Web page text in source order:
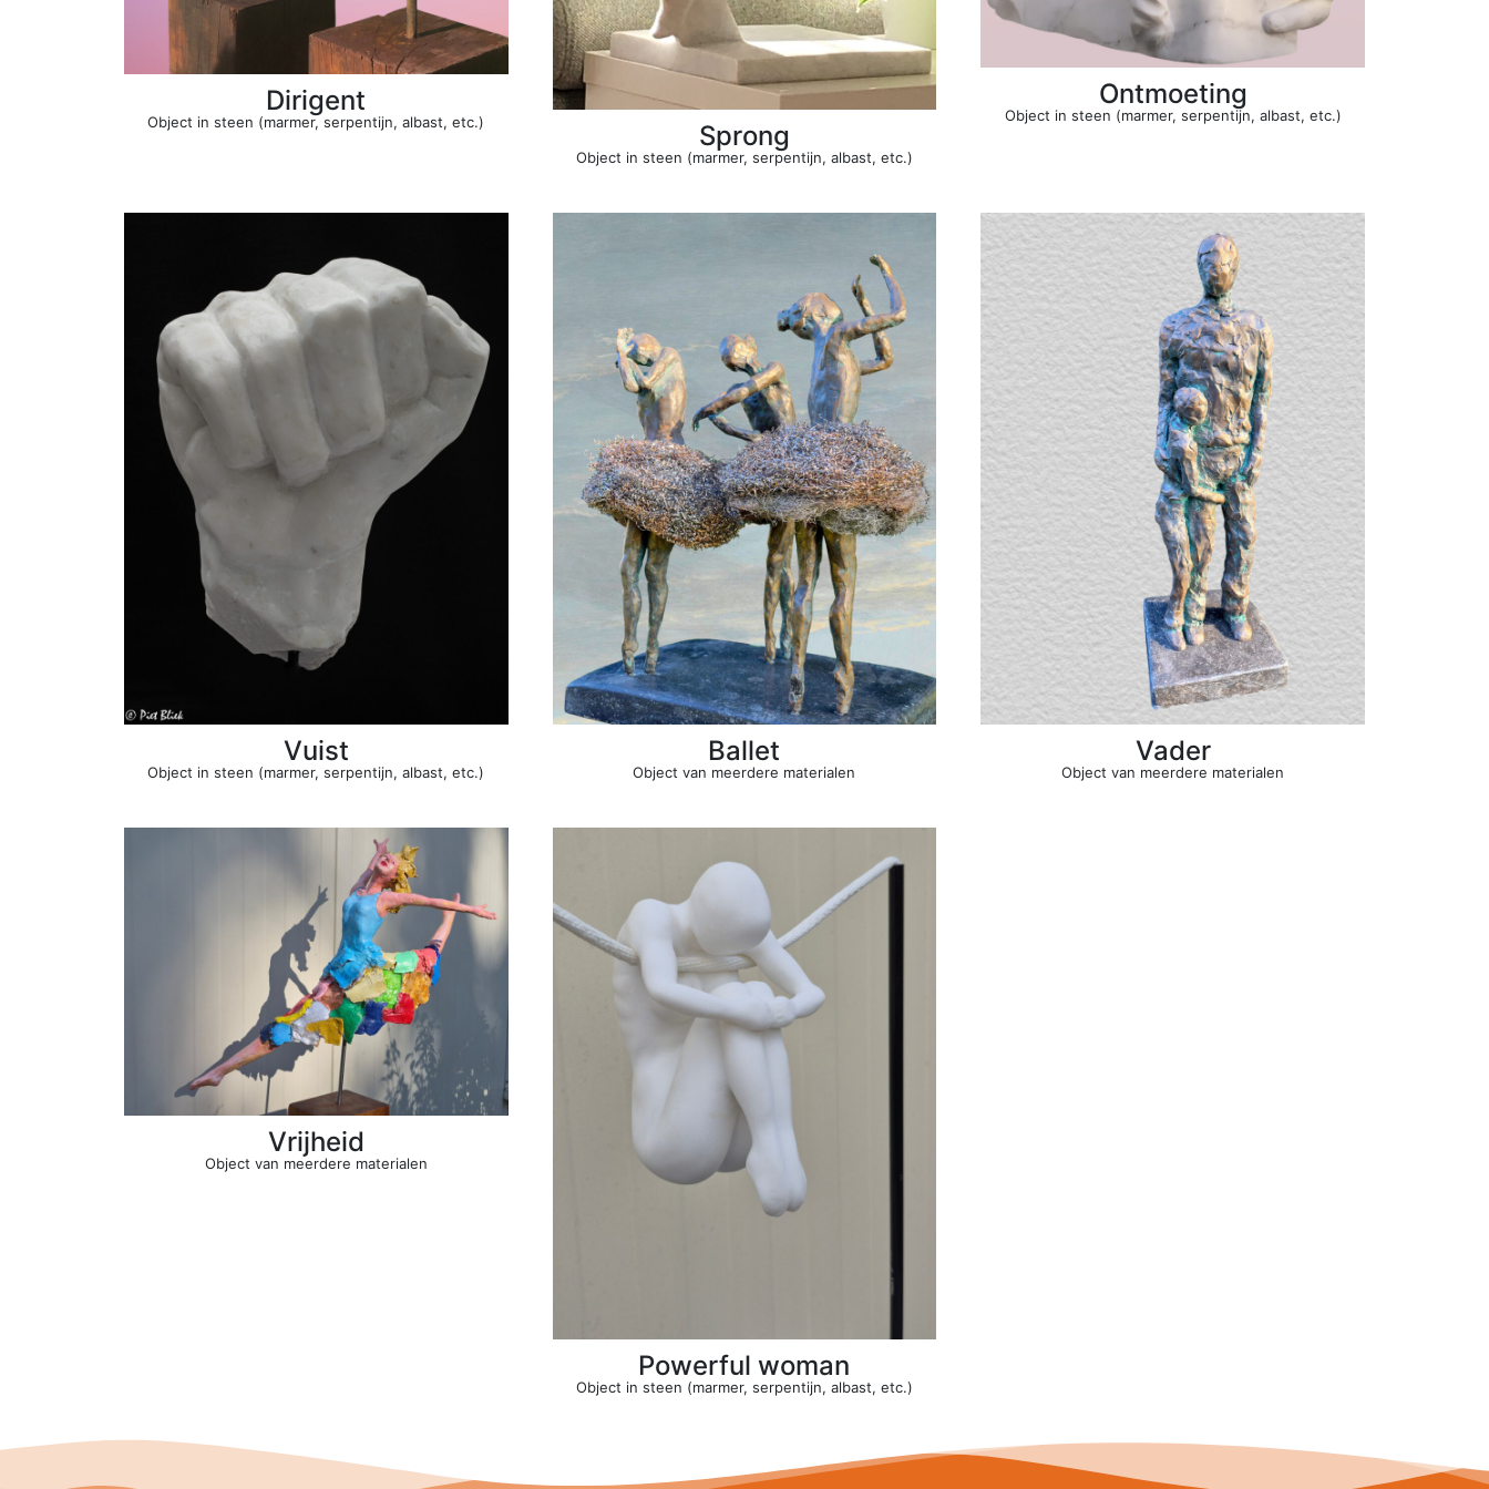
Dirigent
Object in steen (marmer, serpentijn, albast, etc.) Sprong
Object in steen (marmer, serpentijn, albast, etc.)
Ontmoeting
Object in steen (marmer, serpentijn, albast, etc.)
Vuist
Object in steen (marmer, serpentijn, albast, etc.)
Ballet
Object van meerdere materialen
Vader
Object van meerdere materialen
Vrijheid
Object van meerdere materialen
Powerful woman
Object in steen (marmer, serpentijn, albast, etc.)